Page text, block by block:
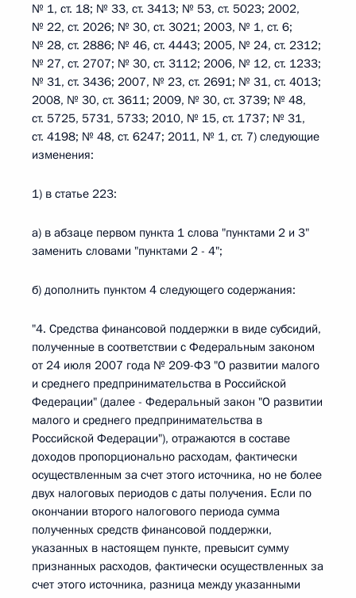
№ 1, ст. 18; № 33, ст. 3413; № 53, ст. 5023; 2002,
№ 22, ст. 2026; № 30, ст. 3021; 2003, № 1, ст. 6;
№ 28, ст. 2886; № 46, ст. 4443; 2005, № 24, ст. 2312;
№ 27, ст. 2707; № 30, ст. 3112; 2006, № 12, ст. 1233;
№ 31, ст. 3436; 2007, № 23, ст. 2691; № 31, ст. 4013;
2008, № 30, ст. 3611; 2009, № 30, ст. 3739; № 48,
ст. 5725, 5731, 5733; 2010, № 15, ст. 1737; № 31,
ст. 4198; № 48, ст. 6247; 2011, № 1, ст. 7) следующие
изменения:
1) в статье 223:
а) в абзаце первом пункта 1 слова "пунктами 2 и 3"
заменить словами "пунктами 2 - 4";
б) дополнить пунктом 4 следующего содержания:
"4. Средства финансовой поддержки в виде субсидий,
полученные в соответствии с Федеральным законом
от 24 июля 2007 года № 209-ФЗ "О развитии малого
и среднего предпринимательства в Российской
Федерации" (далее - Федеральный закон "О развитии
малого и среднего предпринимательства в
Российской Федерации"), отражаются в составе
доходов пропорционально расходам, фактически
осуществленным за счет этого источника, но не более
двух налоговых периодов с даты получения. Если по
окончании второго налогового периода сумма
полученных средств финансовой поддержки,
указанных в настоящем пункте, превысит сумму
признанных расходов, фактически осуществленных за
счет этого источника, разница между указанными